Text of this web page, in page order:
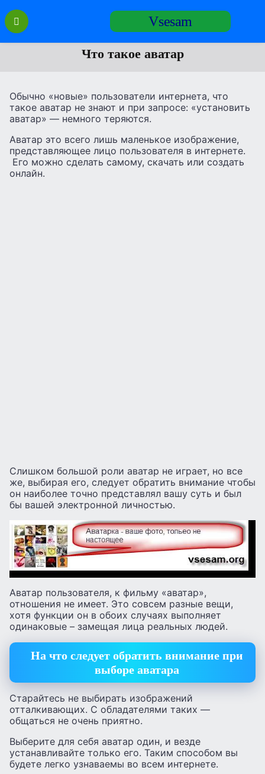
Перейти
Vsesam
Что такое аватар
Обычно «новые» пользователи интернета, что
такое аватар не знают и при запросе: «установить
аватар» — немного теряются.
Аватар это всего лишь маленькое изображение,
представляющее лицо пользователя в интернете.
Его можно сделать самому, скачать или создать
онлайн.
Слишком большой роли аватар не играет, но все
же, выбирая его, следует обратить внимание чтобы
он наиболее точно представлял вашу суть и был
бы вашей электронной личностью.
Аватар пользователя, к фильму «аватар»,
отношения не имеет. Это совсем разные вещи,
хотя функции он в обоих случаях выполняет
одинаковые – замещая лица реальных людей.
На что следует обратить внимание при
выборе аватара
Старайтесь не выбирать изображений
отталкивающих. С обладателями таких —
общаться не очень приятно.
Выберите для себя аватар один, и везде
устанавливайте только его. Таким способом вы
будете легко узнаваемы во всем интернете.